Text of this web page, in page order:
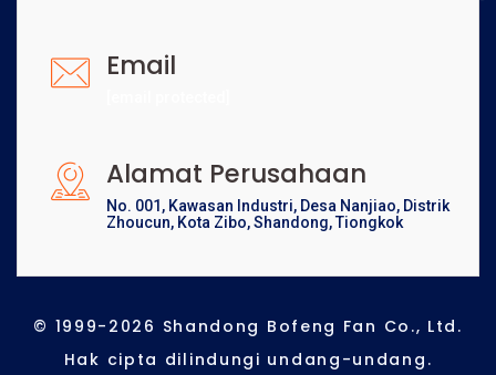
Email
Alamat Perusahaan
No. 001, Kawasan Industri, Desa Nanjiao, Distrik
Zhoucun, Kota Zibo, Shandong, Tiongkok
© 1999-2026 Shandong Bofeng Fan Co., Ltd.
Hak cipta dilindungi undang-undang.